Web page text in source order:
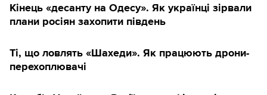
Кінець «десанту на Одесу». Як українці зірвали
плани росіян захопити південь
Ті, що ловлять «Шахеди». Як працюють дрони-
перехоплювачі